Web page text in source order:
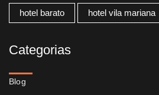
hotel barato hotel vila mariana
Categorias
Blog